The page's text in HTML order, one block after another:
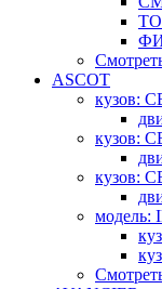
ASCOT
кузов:
кузов:
кузов:
модель: